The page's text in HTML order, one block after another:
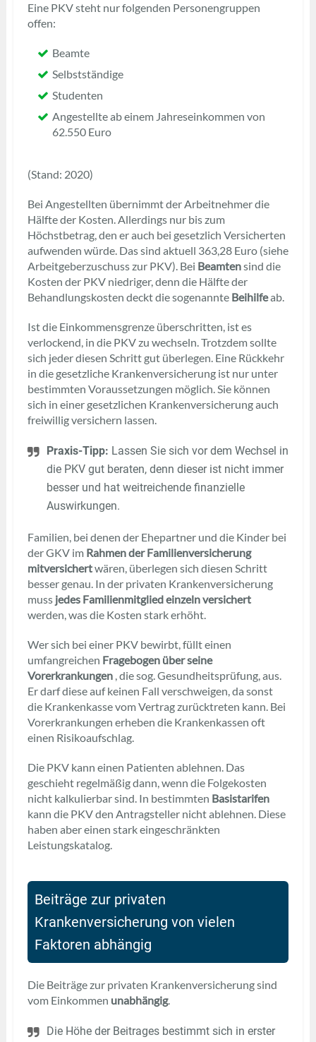
Eine PKV steht nur folgenden Personengruppen
offen:
Beamte
Selbstständige
Studenten
Angestellte ab einem Jahreseinkommen von
62.550 Euro
(Stand: 2020)
Bei Angestellten übernimmt der Arbeitnehmer die
Hälfte der Kosten. Allerdings nur bis zum
Höchstbetrag, den er auch bei gesetzlich Versicherten
aufwenden würde. Das sind aktuell 363,28 Euro (siehe
Arbeitgeberzuschuss zur PKV). Bei Beamtensind die
Kosten der PKV niedriger, denn die Hälfte der
Behandlungskosten deckt die sogenannte Beihilfeab.
Ist die Einkommensgrenze überschritten, ist es
verlockend, in die PKV zu wechseln. Trotzdem sollte
sich jeder diesen Schritt gut überlegen. Eine Rückkehr
in die gesetzliche Krankenversicherung ist nur unter
bestimmten Voraussetzungen möglich. Sie können
sich in einer gesetzlichen Krankenversicherung auch
freiwillig versichern lassen.
Praxis-Tipp: Lassen Sie sich vor dem Wechsel in
die PKV gut beraten, denn dieser ist nicht immer
besser und hat weitreichende finanzielle
Auswirkungen.
Familien, bei denen der Ehepartner und die Kinder bei
der GKV imRahmen der Familienversicherung
mitversichertwären, überlegen sich diesen Schritt
besser genau. In der privaten Krankenversicherung
muss jedes Familienmitglied einzeln versichert
werden, was die Kosten stark erhöht.
Wer sich bei einer PKV bewirbt, füllt einen
umfangreichen Fragebogen über seine
Vorerkrankungen , die sog. Gesundheitsprüfung, aus.
Er darf diese auf keinen Fall verschweigen, da sonst
die Krankenkasse vom Vertrag zurücktreten kann. Bei
Vorerkrankungen erheben die Krankenkassen oft
einen Risikoaufschlag.
Die PKV kann einen Patienten ablehnen. Das
geschieht regelmäßig dann, wenn die Folgekosten
nicht kalkulierbar sind. In bestimmten Basistarifen
kann die PKV den Antragsteller nicht ablehnen. Diese
haben aber einen stark eingeschränkten
Leistungskatalog.
Beiträge zur privaten
Krankenversicherung von vielen
Faktoren abhängig
Die Beiträge zur privaten Krankenversicherung sind
vom Einkommen unabhängig.
Die Höhe der Beitrages bestimmt sich in erster